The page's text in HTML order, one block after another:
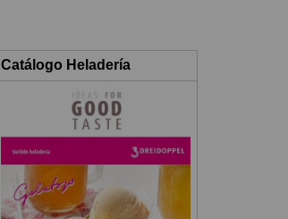
Catálogo Heladería